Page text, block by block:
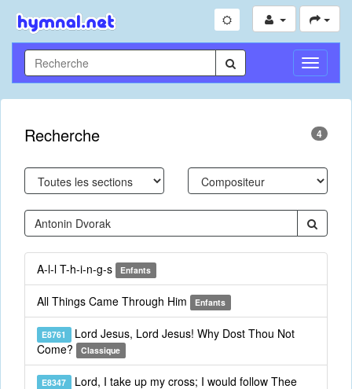
Toggle
Recherche 4
A-l-l T-h-i-n-g-s Enfants
All Things Came Through Him Enfants
E8761 Lord Jesus, Lord Jesus! Why Dost Thou Not
Come?
Classique
E8347 Lord, I take up my cross; I would follow Thee